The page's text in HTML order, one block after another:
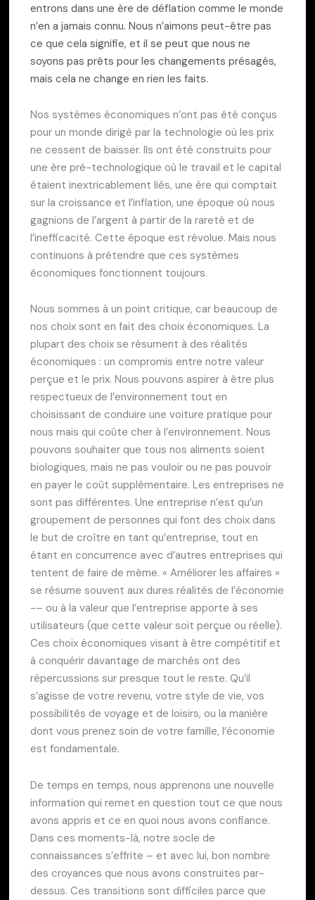
entrons dans une ère de déflation comme le monde
n’en a jamais connu. Nous n’aimons peut-être pas
ce que cela signifie, et il se peut que nous ne
soyons pas prêts pour les changements présagés,
mais cela ne change en rien les faits.
Nos systèmes économiques n’ont pas été conçus
pour un monde dirigé par la technologie où les prix
ne cessent de baisser. Ils ont été construits pour
une ère pré-technologique où le travail et le capital
étaient inextricablement liés, une ère qui comptait
sur la croissance et l’inflation, une époque où nous
gagnions de l’argent à partir de la rareté et de
l’inefficacité. Cette époque est révolue. Mais nous
continuons à prétendre que ces systèmes
économiques fonctionnent toujours.
Nous sommes à un point critique, car beaucoup de
nos choix sont en fait des choix économiques. La
plupart des choix se résument à des réalités
économiques : un compromis entre notre valeur
perçue et le prix. Nous pouvons aspirer à être plus
respectueux de l’environnement tout en
choisissant de conduire une voiture pratique pour
nous mais qui coûte cher à l’environnement. Nous
pouvons souhaiter que tous nos aliments soient
biologiques, mais ne pas vouloir ou ne pas pouvoir
en payer le coût supplémentaire. Les entreprises ne
sont pas différentes. Une entreprise n’est qu’un
groupement de personnes qui font des choix dans
le but de croître en tant qu’entreprise, tout en
étant en concurrence avec d’autres entreprises qui
tentent de faire de même. « Améliorer les affaires »
se résume souvent aux dures réalités de l’économie
-– ou à la valeur que l’entreprise apporte à ses
utilisateurs (que cette valeur soit perçue ou réelle).
Ces choix économiques visant à être compétitif et
à conquérir davantage de marchés ont des
répercussions sur presque tout le reste. Qu’il
s’agisse de votre revenu, votre style de vie, vos
possibilités de voyage et de loisirs, ou la manière
dont vous prenez soin de votre famille, l’économie
est fondamentale.
De temps en temps, nous apprenons une nouvelle
information qui remet en question tout ce que nous
avons appris et ce en quoi nous avons confiance.
Dans ces moments-là, notre socle de
connaissances s’effrite – et avec lui, bon nombre
des croyances que nous avons construites par-
dessus. Ces transitions sont difficiles parce que